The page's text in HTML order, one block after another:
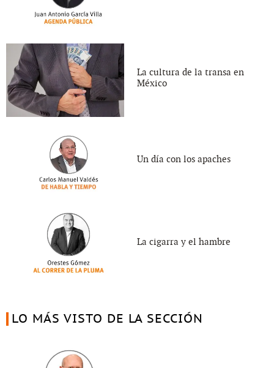
La cultura de la transa en
México
Un día con los apaches
La cigarra y el hambre
LO MÁS VISTO DE LA SECCIÓN